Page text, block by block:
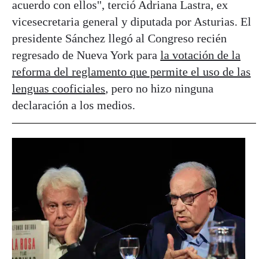
acuerdo con ellos", terció Adriana Lastra, ex
vicesecretaria general y diputada por Asturias. El
presidente Sánchez llegó al Congreso recién
regresado de Nueva York para la votación de la
reforma del reglamento que permite el uso de las
lenguas cooficiales, pero no hizo ninguna
declaración a los medios.